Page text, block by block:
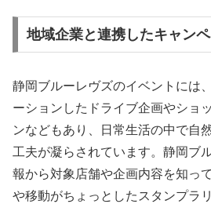
地域企業と連携したキャン
静岡ブルーレヴズのイベントには
ーションしたドライブ企画やショ
ンなどもあり、日常生活の中で自
工夫が凝らされています。静岡ブ
報から対象店舗や企画内容を知っ
や移動がちょっとしたスタンプラ